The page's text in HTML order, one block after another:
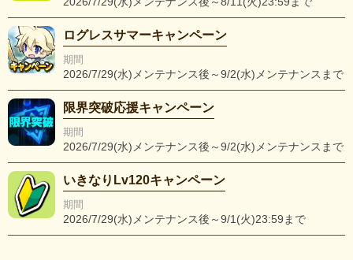
ログレスサマーキャンペーン
期間
2026/7/29(水)メンテナンス後～9/2(水)メンテナンスまで
限界突破応援キャンペーン
期間
2026/7/29(水)メンテナンス後～9/2(水)メンテナンスまで
いきなりLv120キャンペーン
期間
2026/7/29(水)メンテナンス後～9/1(火)23:59まで